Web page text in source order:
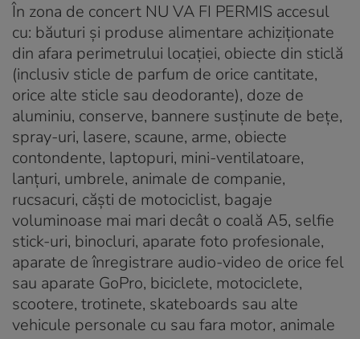
În zona de concert NU VA FI PERMIS accesul
cu: băuturi și produse alimentare achiziționate
din afara perimetrului locației, obiecte din sticlă
(inclusiv sticle de parfum de orice cantitate,
orice alte sticle sau deodorante), doze de
aluminiu, conserve, bannere susținute de bețe,
spray-uri, lasere, scaune, arme, obiecte
contondente, laptopuri, mini-ventilatoare,
lanțuri, umbrele, animale de companie,
rucsacuri, căști de motociclist, bagaje
voluminoase mai mari decât o coală A5, selfie
stick-uri, binocluri, aparate foto profesionale,
aparate de înregistrare audio-video de orice fel
sau aparate GoPro, biciclete, motociclete,
scootere, trotinete, skateboards sau alte
vehicule personale cu sau fara motor, animale